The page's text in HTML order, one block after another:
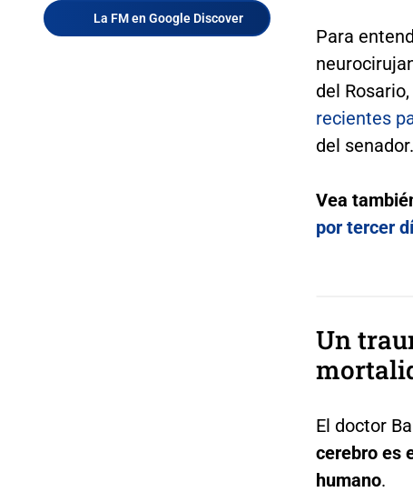
La FM en Google Discover
Para
del
recientes
del senador.
Vea
por tercer
Un
El doctor
cerebro es
humano.